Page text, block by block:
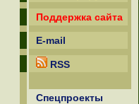
Поддержка сайта
E-mail
RSS
Спецпроекты